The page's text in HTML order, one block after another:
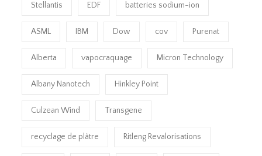
Stellantis EDF batteries sodium-ion
ASML IBM Dow cov Purenat
Alberta vapocraquage Micron Technology
Albany Nanotech Hinkley Point
Culzean Wind Transgene
recyclage de plâtre Ritleng Revalorisations